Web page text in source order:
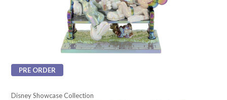
PRE ORDER
Disney Showcase Collection